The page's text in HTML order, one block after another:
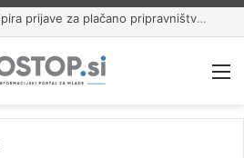
Evropska komisija odpira prijave za plačano pripravništvo Blue Book